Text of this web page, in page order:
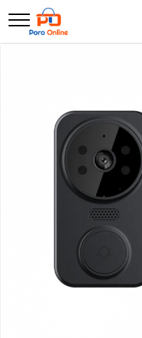
Parfum
Parfum Femei
Parfum Unisex
Parfumuri Arabesti